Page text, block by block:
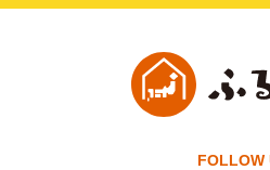
FOLLOW